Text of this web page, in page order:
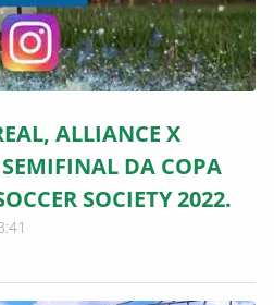
ALLIANCE X
DA COPA
SOCIETY 2022.